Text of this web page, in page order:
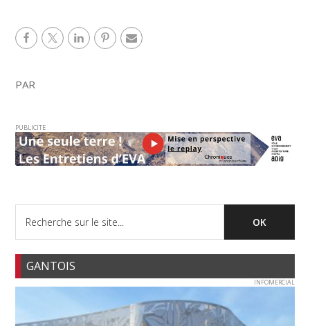
PAR
PUBLICITE
GANTOIS
INFOMERCIAL